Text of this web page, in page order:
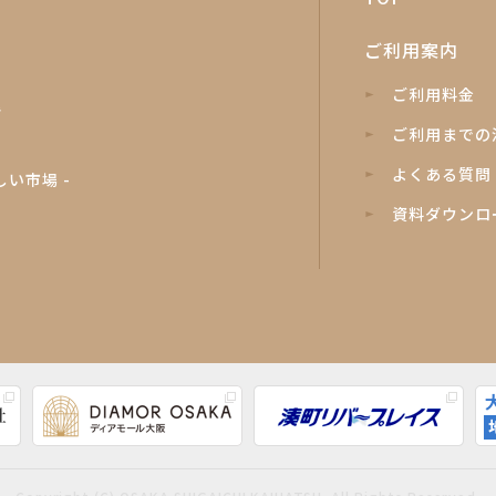
い市場 -
ご利用案内
ご利用料金
ご利用までの
よくある質問
資料ダウンロ